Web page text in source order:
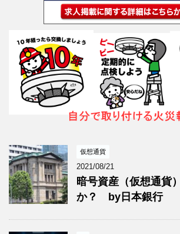
仮想通貨
2021/08/21
暗号資産（仮想通貨
か？ by日本銀行